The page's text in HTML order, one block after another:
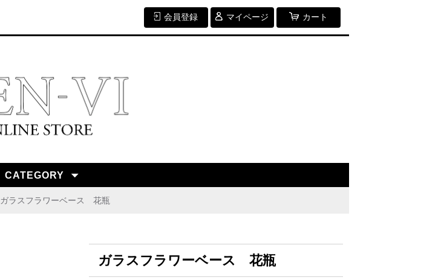
会員登録 マイページ カート
CATEGORY
ガラスフラワーベース 花瓶
ガラスフラワーベース 花瓶